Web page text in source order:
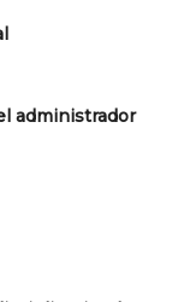
administrador